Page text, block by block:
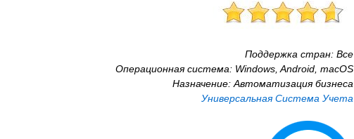
Поддержка стран: Все
Операционная система: Windows, Android, macOS
Назначение: Автоматизация бизнеса
Универсальная Система Учета